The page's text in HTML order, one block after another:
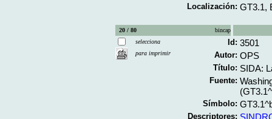
Localización: GT3.1,
20 / 80
bincap
selecciona
para imprimir
Id: 3501
Autor: OPS
Título: SIDA:
Fuente:
Símbolo:
Descriptores: